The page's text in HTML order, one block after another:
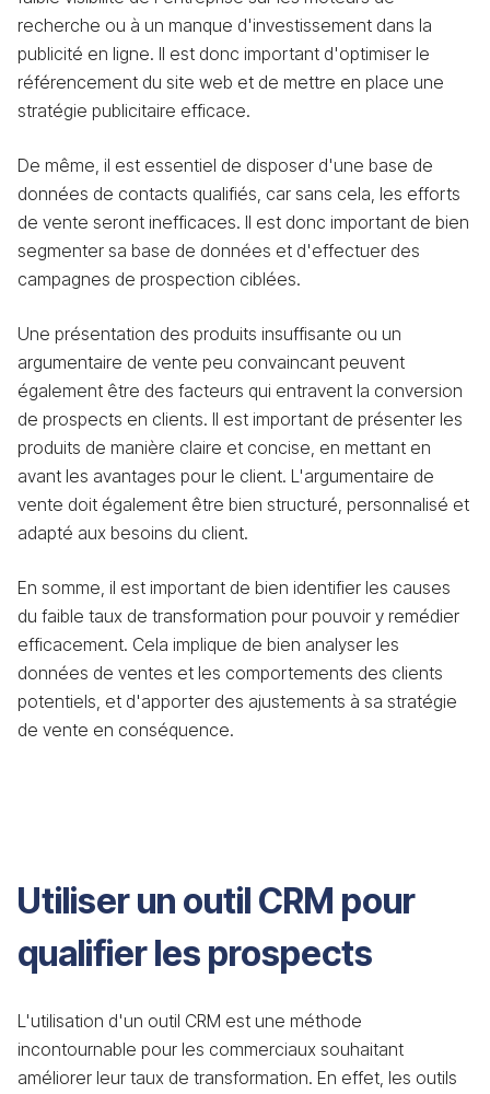
recherche ou à un manque d'investissement dans la
publicité en ligne. Il est donc important d'optimiser le
référencement du site web et de mettre en place une
stratégie publicitaire efficace.
De même, il est essentiel de disposer d'une base de
données de contacts qualifiés, car sans cela, les efforts
de vente seront inefficaces. Il est donc important de bien
segmenter sa base de données et d'effectuer des
campagnes de prospection ciblées.
Une présentation des produits insuffisante ou un
argumentaire de vente peu convaincant peuvent
également être des facteurs qui entravent la conversion
de prospects en clients. Il est important de présenter les
produits de manière claire et concise, en mettant en
avant les avantages pour le client. L'argumentaire de
vente doit également être bien structuré, personnalisé et
adapté aux besoins du client.
En somme, il est important de bien identifier les causes
du faible taux de transformation pour pouvoir y remédier
efficacement. Cela implique de bien analyser les
données de ventes et les comportements des clients
potentiels, et d'apporter des ajustements à sa stratégie
de vente en conséquence.
Utiliser un outil CRM pour
qualifier les prospects
L'utilisation d'un outil CRM est une méthode
incontournable pour les commerciaux souhaitant
améliorer leur taux de transformation. En effet, les outils